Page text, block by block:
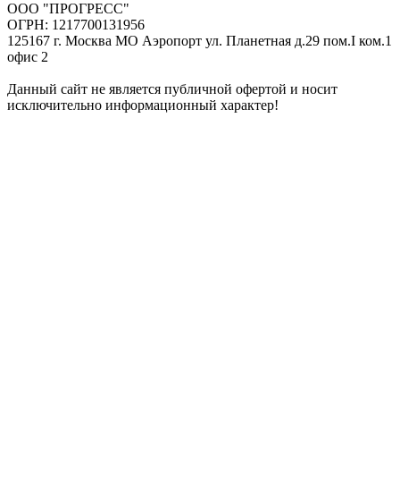
ООО "ПРОГРЕСС"
ОГРН: 1217700131956
125167 г. Москва МО Аэропорт ул. Планетная д.29 пом.I ком.1
офис 2
Данный сайт не является публичной офертой и носит
исключительно информационный характер!